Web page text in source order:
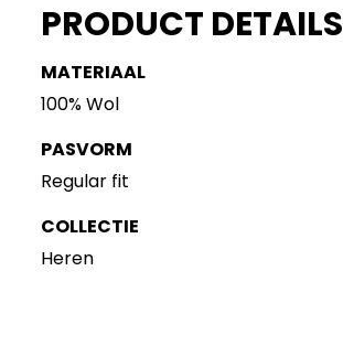
PRODUCT DETAILS
MATERIAAL
100% Wol
PASVORM
Regular fit
COLLECTIE
Heren